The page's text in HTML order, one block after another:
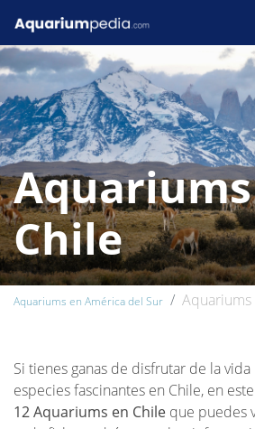
Chile
Aquariums en América del Sur Aquariums
Si tienes ganas de disfrutar de la
especies fascinantes en Chile, en
12 Aquariums en Chile que puedes